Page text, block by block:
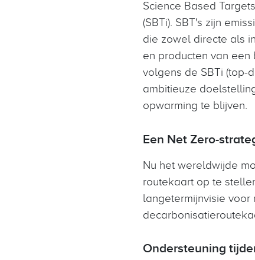
Science Based
(SBTi). SBT's zijn
die zowel directe als
en producten van
volgens de SBTi (top-
ambitieuze
opwarming te blijven.
Een Net Zero-
Nu het wereldwijde
routekaart op te
langetermijnvisie
Ondersteuning